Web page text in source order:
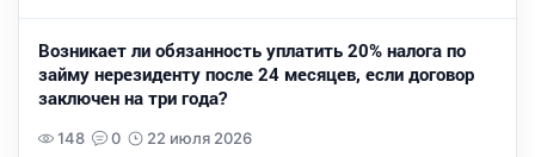
Возникает ли обязанность уплатить 20% налога по
займу нерезиденту после 24 месяцев, если договор
заключен на три года?
148 0 22 июля 2026